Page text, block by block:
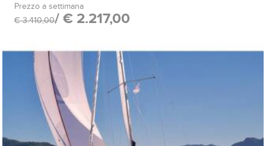
Prezzo a settimana
€ 3.410,00/ € 2.217,00